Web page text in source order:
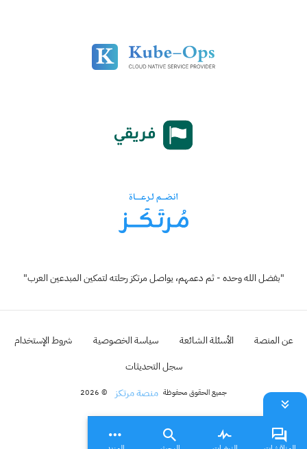
"بفضل الله وحده - ثم دعمهم، يواصل مرتكز رحلته لتمكين المبدعين العرب"
عن المنصة الأسئلة الشائعة سياسة الخصوصية
شروط الإستخدام
سجل التحديثات
جميع الحقوق محفوظة منصة مرتكز © 2026